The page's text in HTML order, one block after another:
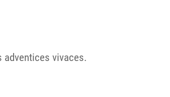
adventices vivaces.